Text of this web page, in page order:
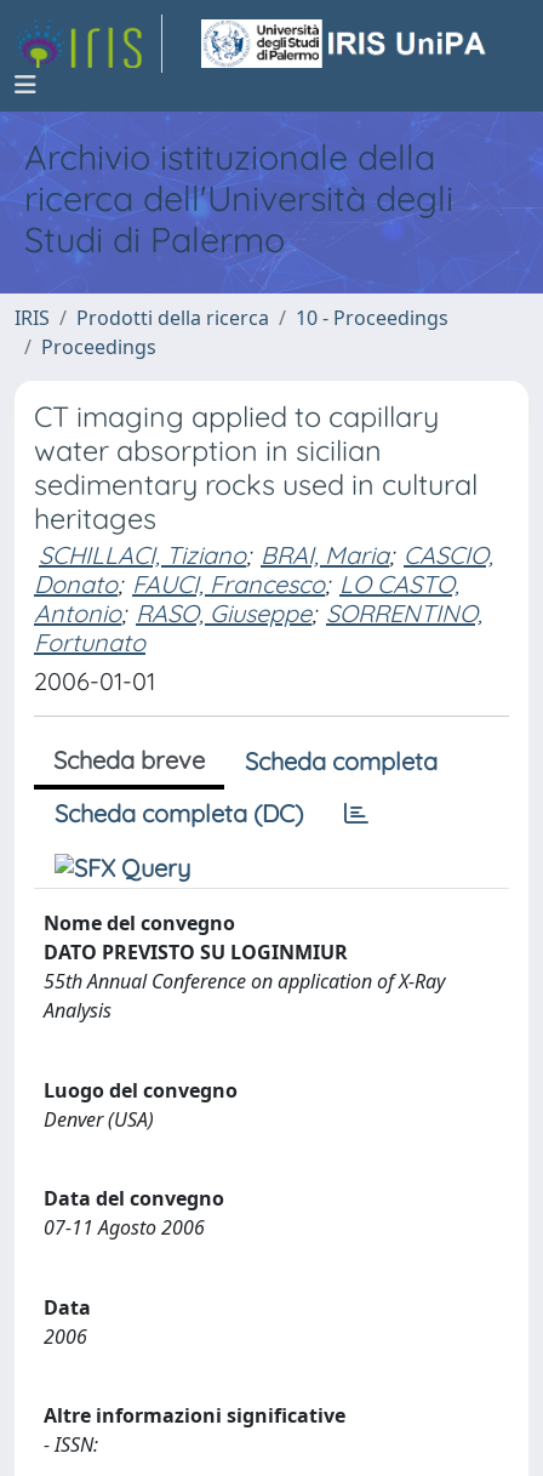
Archivio istituzionale della
ricerca dell'Università degli
Studi di Palermo
IRIS Prodotti della ricerca
10 - Proceedings
Proceedings
CT imaging applied to capillary
water absorption in sicilian
sedimentary rocks used in cultural
heritages
SCHILLACI, Tiziano; BRAI, Maria; CASCIO,
Donato; FAUCI, Francesco; LO CASTO,
Antonio; RASO, Giuseppe; SORRENTINO,
Fortunato
2006-01-01
Scheda breve
Scheda completa
Scheda completa (DC)
Nome del convegno
DATO PREVISTO SU LOGINMIUR
55th Annual Conference on application of X-Ray
Analysis
Luogo del convegno
Denver (USA)
Data del convegno
07-11 Agosto 2006
Data
2006
Altre informazioni significative
- ISSN: